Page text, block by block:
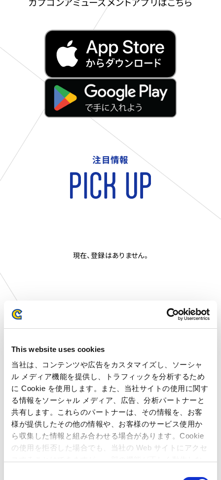
This website uses cookies
当社は、コンテンツや広告をカスタマイズし、ソーシャ
ル メディア機能を提供し、トラフィックを分析するため
に Cookie を使用します。また、当社サイトの使用に関す
る情報をソーシャル メディア、広告、分析パートナーと
共有します。これらのパートナーは、その情報を、お客
様が提供したその他の情報や、お客様のサービス使用か
ら収集した情報と組み合わせる場合があります。Cookie
の使用を拒否した場合でも、当社の Web サイトにアクセ
注目情報
現在、登録はありません。
店舗のお知らせ